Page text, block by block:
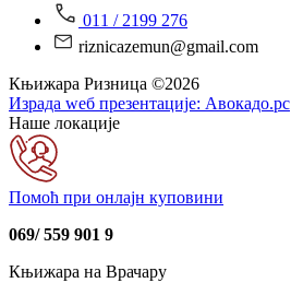
011 / 2199 276
riznicazemun@gmail.com
Књижара Ризница ©️2026
Израда wеб презентације: Авокадо.рс
Наше локације
Помоћ при онлајн куповини
069/ 559 901 9
Књижара на Врачару